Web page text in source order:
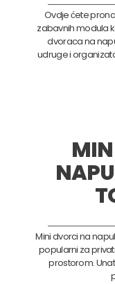
Ovdje ćete
zabavnih modula
dvoraca na
udruge i
Mini dvorci na
popularni za
prostorom.